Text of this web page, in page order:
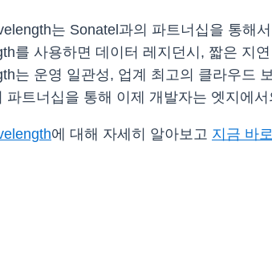
는 Sonatel과의 파트너십을 통해
를 사용하면 데이터 레지던시, 짧은 지
는 운영 일관성, 업계 최고의 클라우드
파트너십을 통해 이제 개발자는 엣지에
에 대해 자세히 알아보고 지금 바